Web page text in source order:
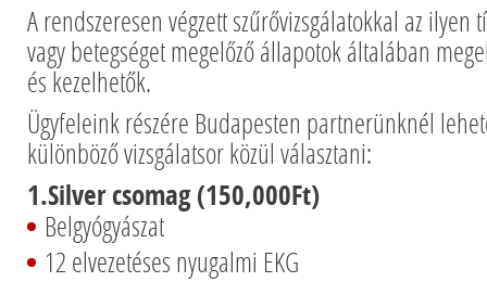
A rendszeresen végzett szűrővizsgálatokkal az ilyen
vagy betegséget megelőző állapotok általában
és kezelhetők.
Ügyfeleink részére Budapesten partnerünknél
különböző vizsgálatsor közül választani:
1.Silver csomag (150,000Ft)
Belgyógyászat
12 elvezetéses nyugalmi EKG